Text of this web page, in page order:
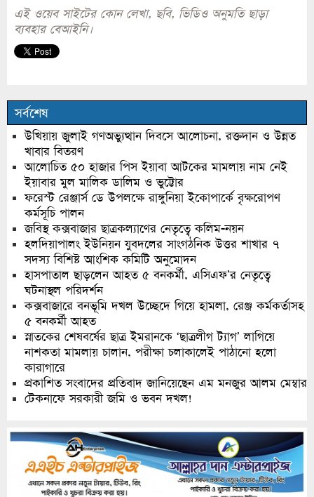
এই ওয়েব সাইটের কোন লেখা, ছবি, ভিডিও অনুমতি ছাড়া
ব্যবহার বেআইনি।
সর্বশেষ
উখিয়ায় জুলাই গণঅভ্যুত্থান দিবসে আলোচনা, রক্তদান ও উন্নত
খাবার বিতরণ
আলোচিত ৫০ হাজার পিস ইয়াবা আটকের মামলায় নাম নেই
ইয়াবার মুল মালিক ডালিম ও ভুট্টোর
ফরেস্ট রেঞ্জার্স ডে উপলক্ষে রাঙ্গুনিয়া ইকোপার্কে বৃক্ষরোপণ
কর্মসূচি পালন
জবিস্থ কক্সবাজার ছাত্রকল্যাণের নেতৃত্বে কলিম-নয়ন
হলদিয়াপালং ইউনিয়ন যুবদলের সাংগঠনিক উত্তর শাখার ৭
সদস্য বিশিষ্ট আংশিক কমিটি অনুমোদন
হাসপাতাল ছাড়লেন আহত ৫ বনকর্মী, এসিএফ’র নেতৃত্বে
ঘটনাস্থল পরিদর্শন
কক্সবাজারে বনভূমি দখল উচ্ছেদে গিয়ে হামলা, রেঞ্জ কর্মকর্তাসহ
৫ বনকর্মী আহত
স্নাতকের শেষবর্ষের ছাত্র ইমরানকে ‘ছাত্রলীগ ট্যাগ’ লাগিয়ে
নাশকতা মামলায় চালান, পরীক্ষা চলাকালেই পাঠানো হলো
কারাগারে
প্রকাশিত সংবাদের প্রতিবাদ জানিয়েছেন এম মনজুর আলম মেম্বার
টেকনাফে সরকারী জমি ও ভবন দখল!